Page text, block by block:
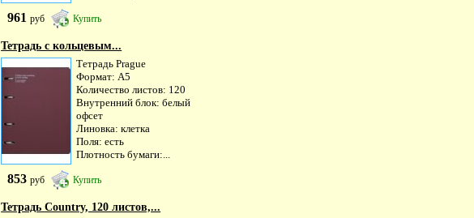
961руб Купить
Тетрадь с кольцевым...
Тетрадь Prague
Формат: А5
Количество листов: 120
Внутренний блок: белый
офсет
Линовка: клетка
Поля: есть
Плотность бумаги:...
853руб Купить
Тетрадь Country, 120 листов,...